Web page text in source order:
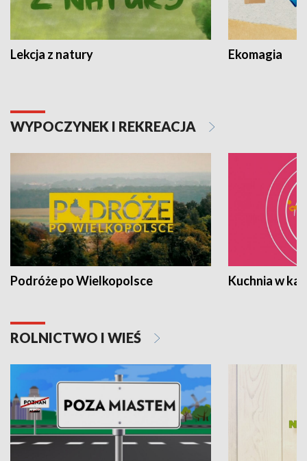
Lekcja z natury Ekomagia
WYPOCZYNEK I REKREACJA
Podróże po Wielkopolsce Kuchnia w
ROLNICTWO I WIEŚ